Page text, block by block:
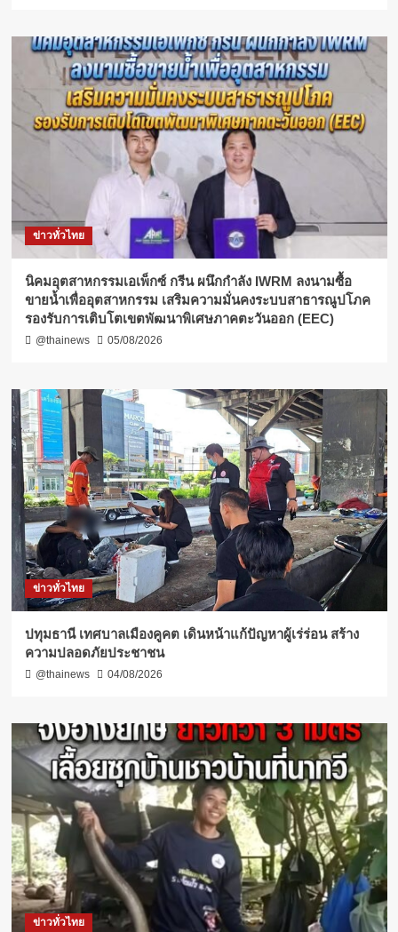
ข่าวทั่วไทย
​นิคมอุตสาหกรรมเอเพ็กซ์ กรีน ผนึกกำลัง IWRM ลงนามซื้อ
ขายน้ำเพื่ออุตสาหกรรม เสริมความมั่นคงระบบสาธารณูปโภค
รองรับการเติบโตเขตพัฒนาพิเศษภาคตะวันออก (EEC)
@thainews 05/08/2026
ข่าวทั่วไทย
ปทุมธานี เทศบาลเมืองคูคต เดินหน้าแก้ปัญหาผู้เร่ร่อน สร้าง
ความปลอดภัยประชาชน
@thainews 04/08/2026
ข่าวทั่วไทย